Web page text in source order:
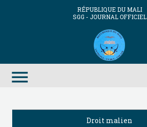
RÉPUBLIQUE DU MALI
SGG - JOURNAL OFFICIEL
menu
Droit malien